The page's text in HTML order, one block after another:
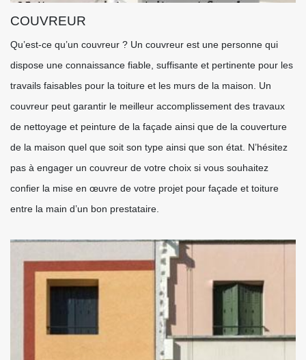
COUVREUR
Qu’est-ce qu’un couvreur ? Un couvreur est une personne qui
dispose une connaissance fiable, suffisante et pertinente pour les
travails faisables pour la toiture et les murs de la maison. Un
couvreur peut garantir le meilleur accomplissement des travaux
de nettoyage et peinture de la façade ainsi que de la couverture
de la maison quel que soit son type ainsi que son état. N’hésitez
pas à engager un couvreur de votre choix si vous souhaitez
confier la mise en œuvre de votre projet pour façade et toiture
entre la main d’un bon prestataire.